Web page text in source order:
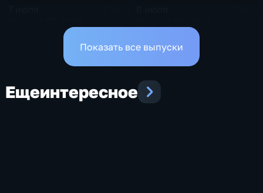
Показать все выпуски
Ещеинтересное